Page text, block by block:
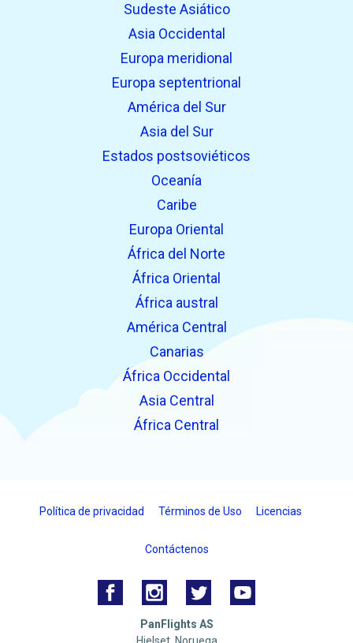
Sudeste Asiático
Asia Occidental
Europa meridional
Europa septentrional
América del Sur
Asia del Sur
Estados postsoviéticos
Oceanía
Caribe
Europa Oriental
África del Norte
África Oriental
África austral
América Central
Canarias
África Occidental
Asia Central
África Central
Política de privacidad Términos de Uso Licencias
Contáctenos
PanFlights AS